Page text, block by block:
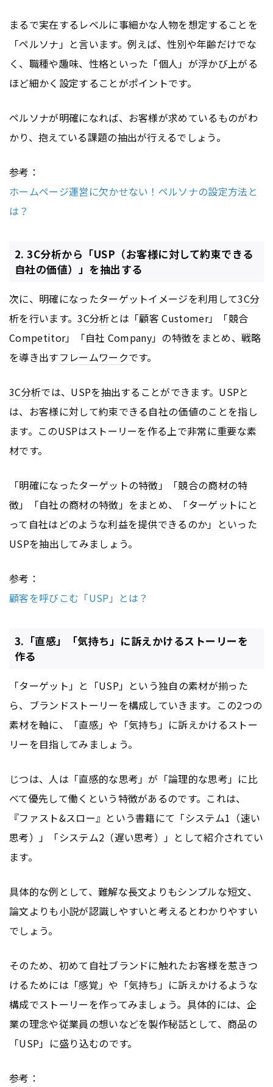
まるで実在するレベルに事細かな人物を想定することを
「ペルソナ」と言います。例えば、性別や年齢だけでな
く、職種や趣味、性格といった「個人」が浮かび上がる
ほど細かく設定することがポイントです。
ペルソナが明確になれば、お客様が求めているものがわ
かり、抱えている課題の抽出が行えるでしょう。
参考：
ホームページ運営に欠かせない！ペルソナの設定方法と
は？
2. 3C分析から「USP（お客様に対して約束できる
自社の価値）」を抽出する
次に、明確になったターゲットイメージを利用して3C分
析を行います。3C分析とは「顧客 Customer」「競合
Competitor」「自社 Company」の特徴をまとめ、戦略
を導き出すフレームワークです。
3C分析では、USPを抽出することができます。USPと
は、お客様に対して約束できる自社の価値のことを指し
ます。このUSPはストーリーを作る上で非常に重要な素
材です。
「明確になったターゲットの特徴」「競合の商材の特
徴」「自社の商材の特徴」をまとめ、「ターゲットにと
って自社はどのような利益を提供できるのか」といった
USPを抽出してみましょう。
参考：
顧客を呼びこむ「USP」とは？
3.「直感」「気持ち」に訴えかけるストーリーを
作る
「ターゲット」と「USP」という独自の素材が揃った
ら、ブランドストーリーを構成していきます。この2つの
素材を軸に、「直感」や「気持ち」に訴えかけるストー
リーを目指してみましょう。
じつは、人は「直感的な思考」が「論理的な思考」に比
べて優先して働くという特徴があるのです。これは、
『ファスト&スロー』という書籍にて「システム1（速い
思考）」「システム2（遅い思考）」として紹介されてい
ます。
具体的な例として、難解な長文よりもシンプルな短文、
論文よりも小説が認識しやすいと考えるとわかりやすい
でしょう。
そのため、初めて自社ブランドに触れたお客様を惹きつ
けるためには「感覚」や「気持ち」に訴えかけるような
構成でストーリーを作ってみましょう。具体的には、企
業の理念や従業員の想いなどを製作秘話として、商品の
「USP」に盛り込むのです。
参考：